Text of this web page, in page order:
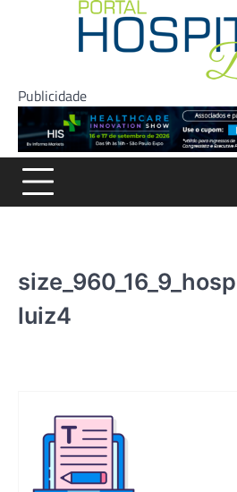
Publicidade
luiz4